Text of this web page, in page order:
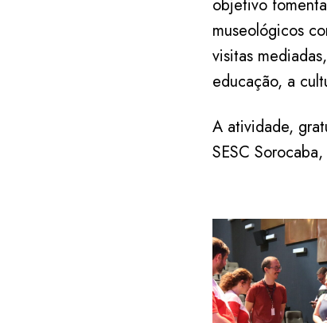
objetivo
museológicos
visitas
educação, a
A atividade,
SESC